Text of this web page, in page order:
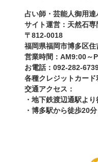
占い師・芸能人御用
サイト運営：天然石専
〒812-0018
福岡県福岡市博多区
営業時間：AM9:00～
お電話：092-282-
各種クレジットカード
交通アクセス：
・地下鉄渡辺通駅よ
・博多駅から徒歩20分